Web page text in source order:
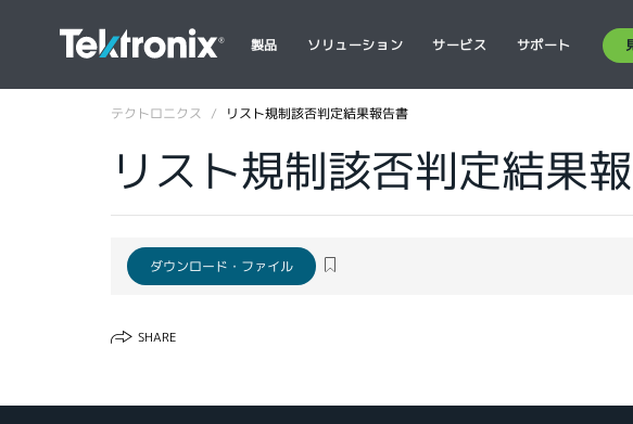
製品 ソリューション サービス サポート
テクトロニクス リスト規制該否判定結果報告書
リスト規制該否判定結果
ダウンロード・ファイル
SHARE